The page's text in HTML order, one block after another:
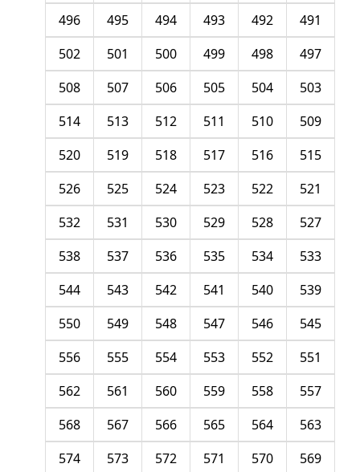
491
492
493
494
495
496
497
498
499
500
501
502
503
504
505
506
507
508
509
510
511
512
513
514
515
516
517
518
519
520
521
522
523
524
525
526
527
528
529
530
531
532
533
534
535
536
537
538
539
540
541
542
543
544
545
546
547
548
549
550
551
552
553
554
555
556
557
558
559
560
561
562
563
564
565
566
567
568
569
570
571
572
573
574